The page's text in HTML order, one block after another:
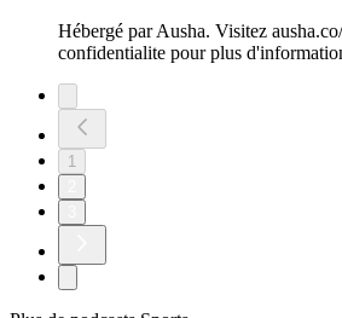
Hébergé par Ausha. Visitez
confidentialite pour plus
1